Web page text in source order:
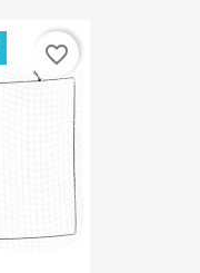
favorite_border